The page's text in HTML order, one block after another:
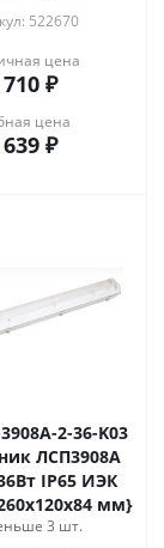
522670
цена
₽
цена
₽
2-36-K03
ЛСП3908А
IP65 ИЭК
мм}
3 шт.